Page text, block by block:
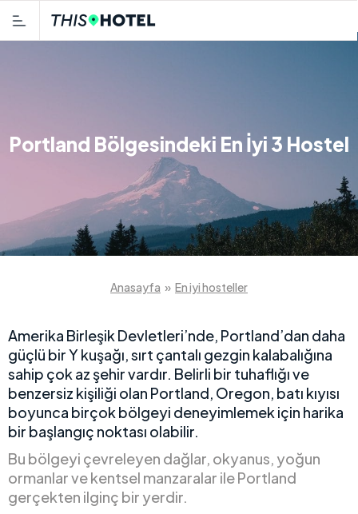
Portland Bölgesindeki En İyi 3 Hostel
Anasayfa » En iyi hosteller
Amerika Birleşik Devletleri’nde, Portland’dan daha
güçlü bir Y kuşağı, sırt çantalı gezgin kalabalığına
sahip çok az şehir vardır. Belirli bir tuhaflığı ve
benzersiz kişiliği olan Portland, Oregon, batı kıyısı
boyunca birçok bölgeyi deneyimlemek için harika
bir başlangıç noktası olabilir.
Bu bölgeyi çevreleyen dağlar, okyanus, yoğun
ormanlar ve kentsel manzaralar ile Portland
gerçekten ilginç bir yerdir.